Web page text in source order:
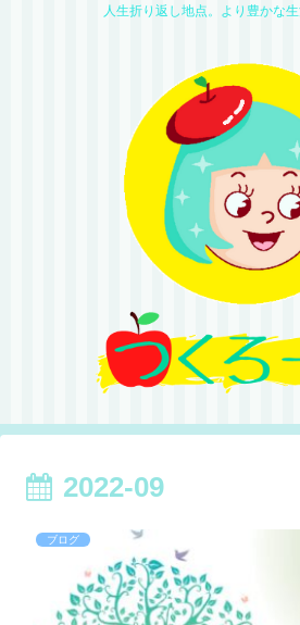
人生折り返し地点。より豊かな
2022-09
ブログ